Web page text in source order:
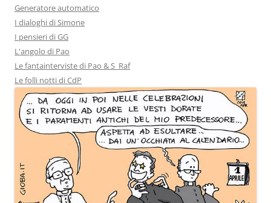
Generatore automatico
I dialoghi di Simone
I pensieri di GG
L'angolo di Pao
Le fantainterviste di Pao & S_Raf
Le folli notti di CdP